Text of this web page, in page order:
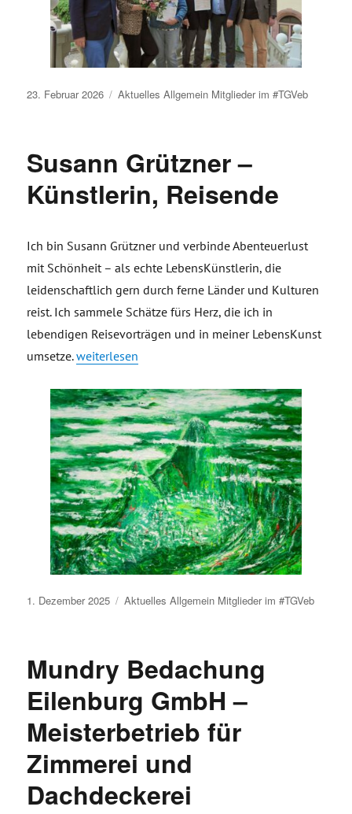
Veröffentlicht
23. Februar 2026 Aktuelles Allgemein Mitglieder im #TGVeb
Susann Grützner –
Künstlerin, Reisende
Ich bin Susann Grützner und verbinde Abenteuerlust
mit Schönheit – als echte LebensKünstlerin, die
leidenschaftlich gern durch ferne Länder und Kulturen
reist. Ich sammele Schätze fürs Herz, die ich in
lebendigen Reisevorträgen und in meiner LebensKunst
umsetze.„Susann Grützner – Künstlerin, Reisende“
weiterlesen
Veröffentlicht
1. Dezember 2025 Aktuelles Allgemein Mitglieder im #TGVeb
Mundry Bedachung
Eilenburg GmbH –
Meisterbetrieb für
Zimmerei und
Dachdeckerei